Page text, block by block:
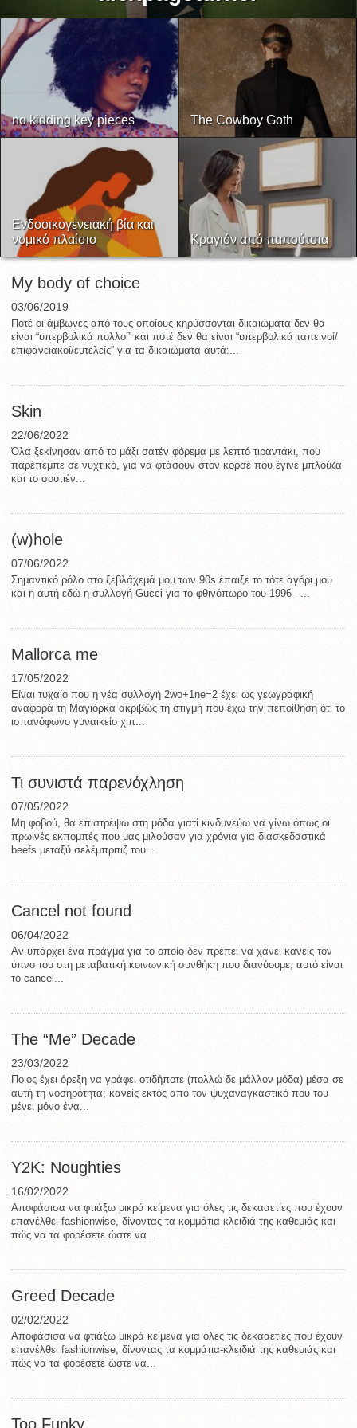
no kidding key pieces The Cowboy Goth
Ενδοοικογενειακή βία και
νομικό πλαίσιο
Κραγιόν από παπούτσια
My body of choice
03/06/2019
Ποτέ οι άμβωνες από τους οποίους κηρύσσονται δικαιώματα δεν θα
είναι “υπερβολικά πολλοί” και ποτέ δεν θα είναι “υπερβολικά ταπεινοί/
επιφανειακοί/ευτελείς” για τα δικαιώματα αυτά:...
Skin
22/06/2022
Όλα ξεκίνησαν από το μάξι σατέν φόρεμα με λεπτό τιραντάκι, που
παρέπεμπε σε νυχτικό, για να φτάσουν στον κορσέ που έγινε μπλούζα
και το σουτιέν...
(w)hole
07/06/2022
Σημαντικό ρόλο στο ξεβλάχεμά μου των 90s έπαιξε το τότε αγόρι μου
και η αυτή εδώ η συλλογή Gucci για το φθινόπωρο του 1996 –...
Mallorca me
17/05/2022
Eίναι τυχαίο που η νέα συλλογή 2wo+1ne=2 έχει ως γεωγραφική
αναφορά τη Μαγιόρκα ακριβώς τη στιγμή που έχω την πεποίθηση ότι το
ισπανόφωνο γυναικείο χιπ...
Τι συνιστά παρενόχληση
07/05/2022
Μη φοβού, θα επιστρέψω στη μόδα γιατί κινδυνεύω να γίνω όπως οι
πρωινές εκπομπές που μας μιλούσαν για χρόνια για διασκεδαστικά
beefs μεταξύ σελέμπριτιζ του...
Cancel not found
06/04/2022
Αν υπάρχει ένα πράγμα για το οποίο δεν πρέπει να χάνει κανείς τον
ύπνο του στη μεταβατική κοινωνική συνθήκη που διανύουμε, αυτό είναι
το cancel...
The “Me” Decade
23/03/2022
Ποιος έχει όρεξη να γράφει οτιδήποτε (πολλώ δε μάλλον μόδα) μέσα σε
αυτή τη νοσηρότητα; κανείς εκτός από τον ψυχαναγκαστικό που του
μένει μόνο ένα...
Y2K: Noughties
16/02/2022
Aποφάσισα να φτιάξω μικρά κείμενα για όλες τις δεκααετίες που έχουν
επανέλθει fashionwise, δίνοντας τα κομμάτια-κλειδιά της καθεμιάς και
πώς να τα φορέσετε ώστε να...
Greed Decade
02/02/2022
Aποφάσισα να φτιάξω μικρά κείμενα για όλες τις δεκααετίες που έχουν
επανέλθει fashionwise, δίνοντας τα κομμάτια-κλειδιά της καθεμιάς και
πώς να τα φορέσετε ώστε να...
Too Funky